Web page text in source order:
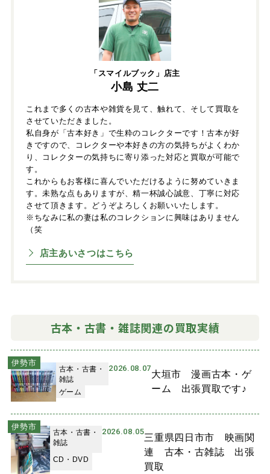
「スマイルブック」店主
小島 丈二
これまで多くの古本や雑貨を見て、触れて、そして買取を
させていただきました。
私自身が「古本好き」で生粋のコレクターです！古本が好
きですので、コレクターや本好きの方の気持ちがよくわか
り、コレクターの気持ちに寄り添った対応と買取が可能で
す。
これからもお客様に喜んでいただけるように努めていきま
す。未熟な点もありますが、精一杯誠心誠意、丁寧に対応
させて頂きます。どうぞよろしくお願いいたします。
※ちなみに私の妻は私のコレクションに興味はありません
（笑
店主あいさつはこちら
古本・古書・雑誌関連の買取実績
伊勢市
古本・古書・
雑誌
ゲーム
2026.08.07
大垣市 漫画古本・ゲ
ーム 出張買取です♪
伊勢市
古本・古書・
雑誌
CD・DVD
2026.08.05
三重県四日市市 映画関
連 古本・古雑誌 出張
買取